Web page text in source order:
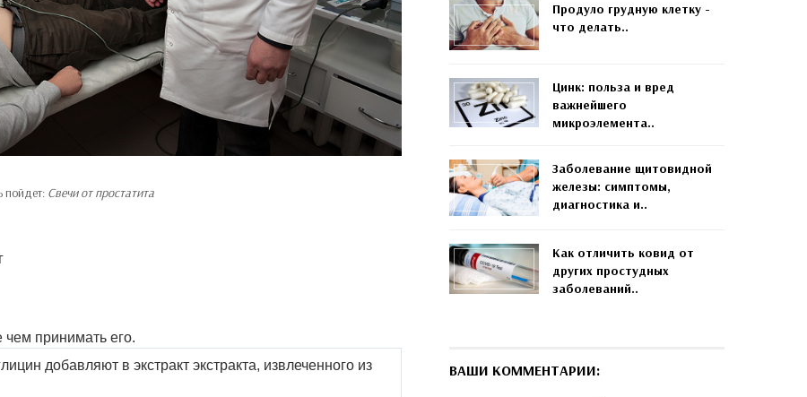
пойдет: Свечи от простатита
чем принимать его.
добавляют в экстракт экстракта, извлеченного из
Продуло грудную клетку -
что делать..
Цинк: польза и вред
важнейшего
микроэлемента..
Заболевание щитовидной
железы: симптомы,
диагностика и..
Как отличить ковид от
других простудных
заболеваний..
ВАШИ КОММЕНТАРИИ: